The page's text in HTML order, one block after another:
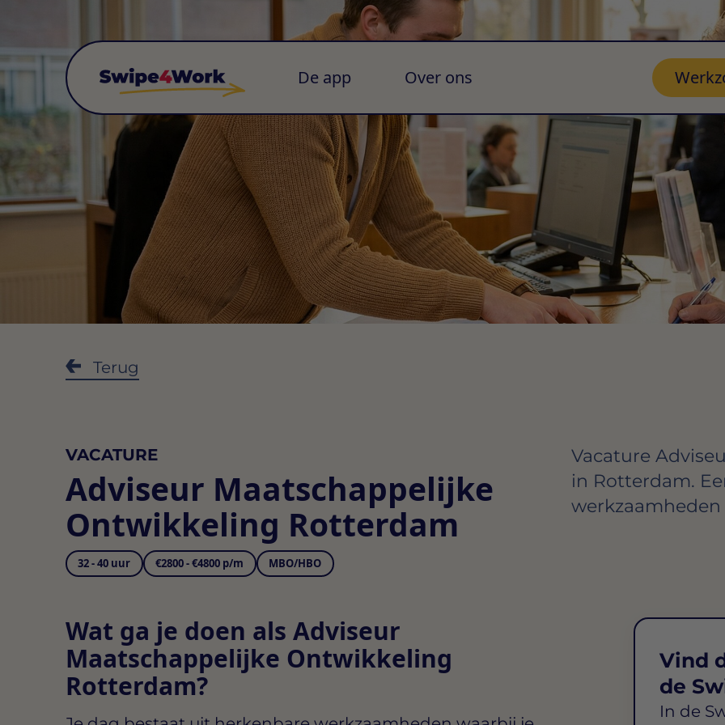
De app Over ons
Terug
VACATURE
Adviseur Maatschappelijke
Ontwikkeling Rotterdam
32 - 40 uur €2800 - €4800 p/m MBO/HBO
Vacature
in Rotterdam.
Wat ga je doen als Adviseur
Maatschappelijke Ontwikkeling
Rotterdam?
Vind
de
In de